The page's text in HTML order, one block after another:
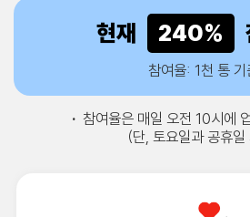
현재 240%
참여율: 1천 통 기
·참여율은 매일 오전 10시에
(단, 토요일과 공휴일